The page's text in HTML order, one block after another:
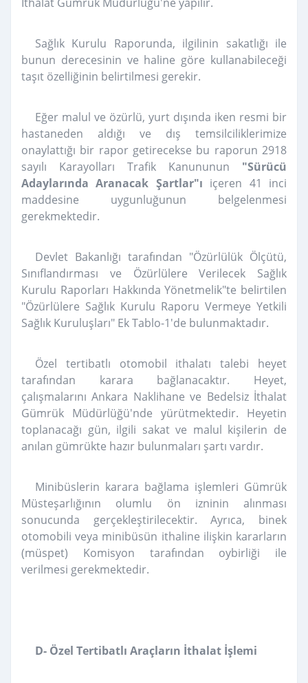
İthalat Gümrük Müdürlüğü'ne yapılır.
Sağlık Kurulu Raporunda, ilgilinin sakatlığı ile
bunun derecesinin ve haline göre kullanabileceği
taşıt özelliğinin belirtilmesi gerekir.
Eğer malul ve özürlü, yurt dışında iken resmi bir
hastaneden aldığı ve dış temsilciliklerimize
onaylattığı bir rapor getirecekse bu raporun 2918
sayılı Karayolları Trafik Kanununun "Sürücü
Adaylarında Aranacak Şartlar"ı içeren 41 inci
maddesine uygunluğunun belgelenmesi
gerekmektedir.
Devlet Bakanlığı tarafından "Özürlülük Ölçütü,
Sınıflandırması ve Özürlülere Verilecek Sağlık
Kurulu Raporları Hakkında Yönetmelik"te belirtilen
"Özürlülere Sağlık Kurulu Raporu Vermeye Yetkili
Sağlık Kuruluşları" Ek Tablo-1'de bulunmaktadır.
Özel tertibatlı otomobil ithalatı talebi heyet
tarafından karara bağlanacaktır. Heyet,
çalışmalarını Ankara Naklihane ve Bedelsiz İthalat
Gümrük Müdürlüğü'nde yürütmektedir. Heyetin
toplanacağı gün, ilgili sakat ve malul kişilerin de
anılan gümrükte hazır bulunmaları şartı vardır.
Minibüslerin karara bağlama işlemleri Gümrük
Müsteşarlığının olumlu ön izninin alınması
sonucunda gerçekleştirilecektir. Ayrıca, binek
otomobili veya minibüsün ithaline ilişkin kararların
(müspet) Komisyon tarafından oybirliği ile
verilmesi gerekmektedir.
D- Özel Tertibatlı Araçların İthalat İşlemi